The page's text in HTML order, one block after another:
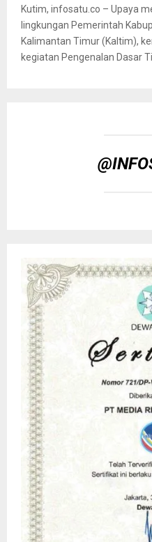
Kutim, infosatu.co – Upaya
lingkungan Pemerintah
Kalimantan Timur (Kaltim),
kegiatan Pengenalan Dasar